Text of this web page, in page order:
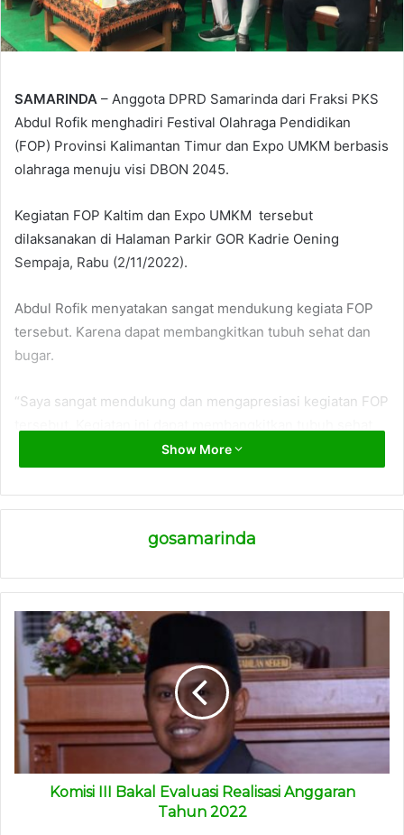
SAMARINDA – Anggota DPRD Samarinda dari Fraksi PKS
Abdul Rofik menghadiri Festival Olahraga Pendidikan
(FOP) Provinsi Kalimantan Timur dan Expo UMKM berbasis
olahraga menuju visi DBON 2045.
Kegiatan FOP Kaltim dan Expo UMKM tersebut
dilaksanakan di Halaman Parkir GOR Kadrie Oening
Sempaja, Rabu (2/11/2022).
Abdul Rofik menyatakan sangat mendukung kegiata FOP
tersebut. Karena dapat membangkitkan tubuh sehat dan
bugar.
“Saya sangat mendukung dan mengapresiasi kegiatan FOP
(ADV)
Show More
gosamarinda
Komisi III Bakal Evaluasi Realisasi Anggaran
Tahun 2022